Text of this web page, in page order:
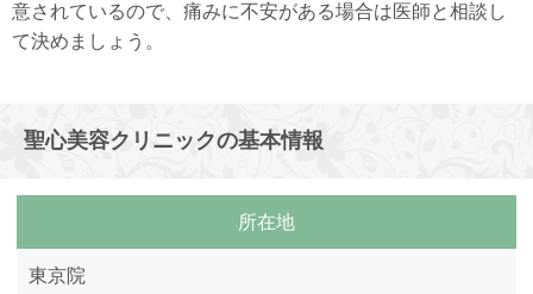
意されているので、痛みに不安がある場合は医師と相談し
て決めましょう。
聖心美容クリニックの基本情報
所在地
東京院